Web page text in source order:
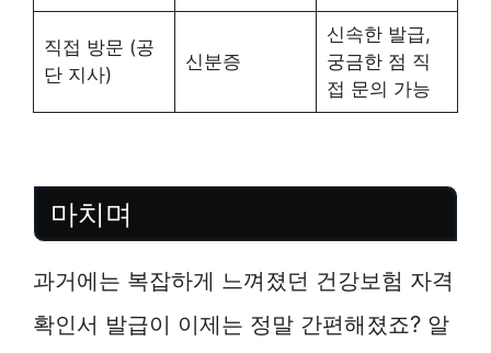
직접 방문 (공
단 지사)
신분증
신속한 발급,
궁금한 점 직
접 문의 가능
마치며
과거에는 복잡하게 느껴졌던 건강보험 자격
확인서 발급이 이제는 정말 간편해졌죠? 알